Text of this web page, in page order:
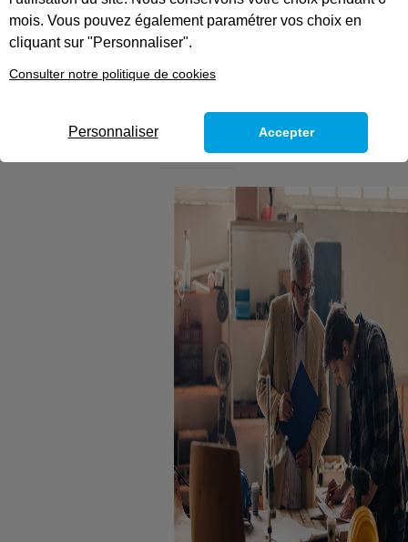
Transformer l'expérience de vos salariés
ou de vos candidats en diplôme avec la
validation des acquis de l'expérience
mois. Vous pouvez également paramétrer vos choix en
cliquant sur "Personnaliser".
Consulter notre politique de cookies
Personnaliser Accepter